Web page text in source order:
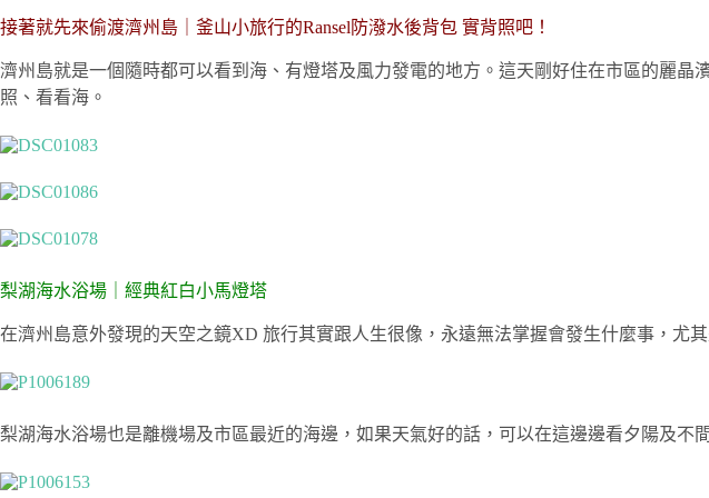
接著就先來偷渡濟州島｜釜山小旅行的Ransel防潑水後背包 實背照吧！
濟州島就是一個隨時都可以看到海、有燈塔及風力發電的地方。這天剛好住在市區的麗
照、看看海。
梨湖海水浴場｜經典紅白小馬燈塔
在濟州島意外發現的天空之鏡XD 旅行其實跟人生很像，永遠無法掌握會發生什麼事，尤
梨湖海水浴場也是離機場及市區最近的海邊，如果天氣好的話，可以在這邊邊看夕陽及不